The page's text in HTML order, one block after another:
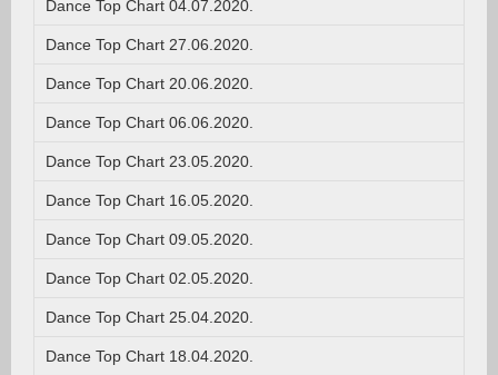
Dance Top Chart 04.07.2020.
Dance Top Chart 27.06.2020.
Dance Top Chart 20.06.2020.
Dance Top Chart 06.06.2020.
Dance Top Chart 23.05.2020.
Dance Top Chart 16.05.2020.
Dance Top Chart 09.05.2020.
Dance Top Chart 02.05.2020.
Dance Top Chart 25.04.2020.
Dance Top Chart 18.04.2020.